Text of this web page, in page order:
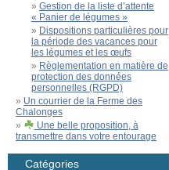
Gestion de la liste d’attente
« Panier de légumes »
Dispositions particulières pour
la période des vacances pour
les légumes et les œufs
Règlementation en matière de
protection des données
personnelles (RGPD)
Un courrier de la Ferme des
Chalonges
Une belle proposition, à
transmettre dans votre entourage
Catégories